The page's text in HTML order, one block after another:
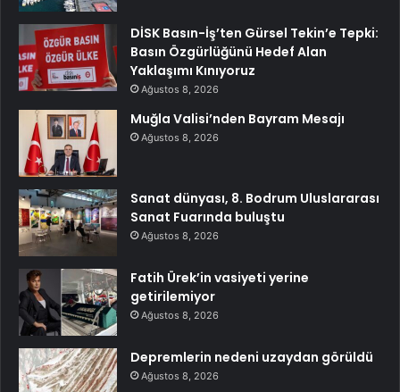
DİSK Basın-İş’ten Gürsel Tekin’e Tepki:
Basın Özgürlüğünü Hedef Alan
Yaklaşımı Kınıyoruz
Ağustos 8, 2026
Muğla Valisi’nden Bayram Mesajı
Ağustos 8, 2026
Sanat dünyası, 8. Bodrum Uluslararası
Sanat Fuarında buluştu
Ağustos 8, 2026
Fatih Ürek’in vasiyeti yerine
getirilemiyor
Ağustos 8, 2026
Depremlerin nedeni uzaydan görüldü
Ağustos 8, 2026